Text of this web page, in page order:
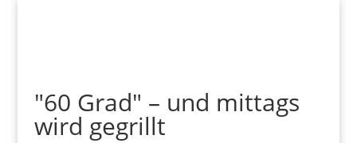
"60 Grad" – und mittags
wird gegrillt